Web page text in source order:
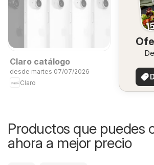
Claro catálogo
desde martes 07/07/2026
Claro
Productos que puedes
ahora a mejor precio